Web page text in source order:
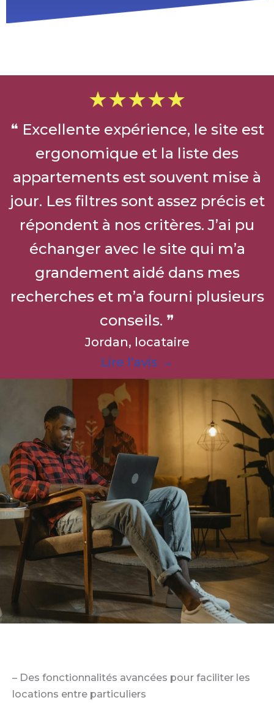
★★★★★
❝ Excellente expérience, le site est
ergonomique et la liste des
appartements est souvent mise à
jour. Les filtres sont assez précis et
répondent à nos critères. J’ai pu
échanger avec le site qui m’a
grandement aidé dans mes
recherches et m’a fourni plusieurs
conseils. ❞
Jordan, locataire
Lire l’avis →
– Des fonctionnalités avancées pour faciliter les
locations entre particuliers